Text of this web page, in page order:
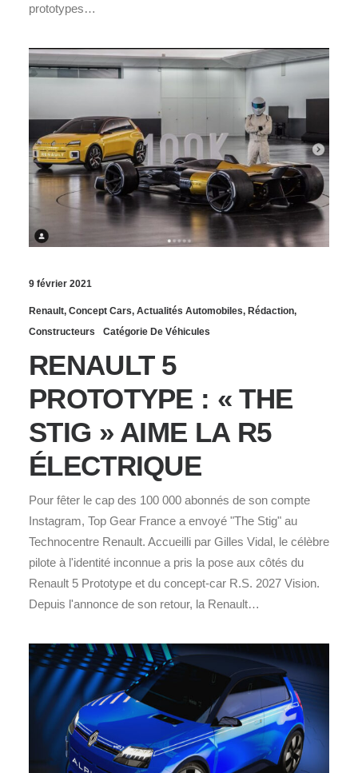
prototypes…
9 février 2021
Renault, Concept Cars, Actualités Automobiles, Rédaction,
Constructeurs
Catégorie De Véhicules
RENAULT 5
PROTOTYPE : « THE
STIG » AIME LA R5
ÉLECTRIQUE
Pour fêter le cap des 100 000 abonnés de son compte
Instagram, Top Gear France a envoyé "The Stig" au
Technocentre Renault. Accueilli par Gilles Vidal, le célèbre
pilote à l'identité inconnue a pris la pose aux côtés du
Renault 5 Prototype et du concept-car R.S. 2027 Vision.
Depuis l'annonce de son retour, la Renault…